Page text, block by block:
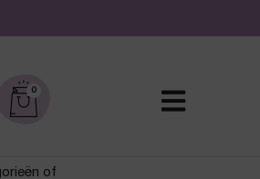
online en in de winkel
0